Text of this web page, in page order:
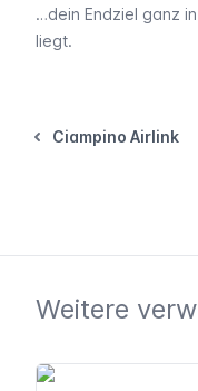
…dein Endziel ganz
liegt.
Ciampino Airlink
Weitere